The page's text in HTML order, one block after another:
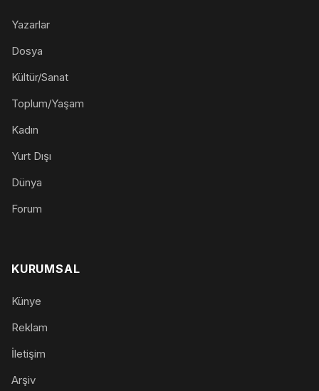
Yazarlar
Dosya
Kültür/Sanat
Toplum/Yaşam
Kadın
Yurt Dışı
Dünya
Forum
KURUMSAL
Künye
Reklam
İletişim
Arşiv